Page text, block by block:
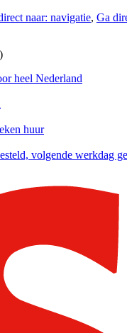
naar: navigatie, Ga
)
heel Nederland
huur
volgende werkdag